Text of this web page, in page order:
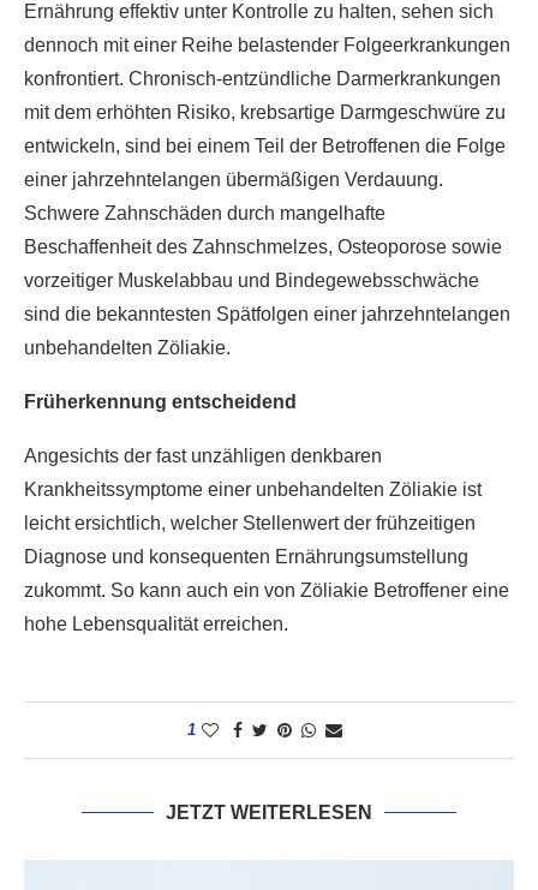
Ernährung effektiv unter Kontrolle zu halten, sehen sich
dennoch mit einer Reihe belastender Folgeerkrankungen
konfrontiert. Chronisch-entzündliche Darmerkrankungen
mit dem erhöhten Risiko, krebsartige Darmgeschwüre zu
entwickeln, sind bei einem Teil der Betroffenen die Folge
einer jahrzehntelangen übermäßigen Verdauung.
Schwere Zahnschäden durch mangelhafte
Beschaffenheit des Zahnschmelzes, Osteoporose sowie
vorzeitiger Muskelabbau und Bindegewebsschwäche
sind die bekanntesten Spätfolgen einer jahrzehntelangen
unbehandelten Zöliakie.
Früherkennung entscheidend
Angesichts der fast unzähligen denkbaren
Krankheitssymptome einer unbehandelten Zöliakie ist
leicht ersichtlich, welcher Stellenwert der frühzeitigen
Diagnose und konsequenten Ernährungsumstellung
zukommt. So kann auch ein von Zöliakie Betroffener eine
hohe Lebensqualität erreichen.
1
JETZT WEITERLESEN